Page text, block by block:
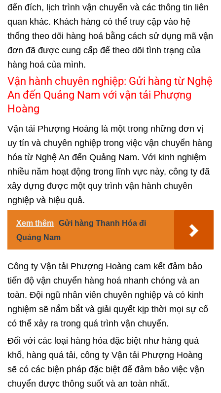
đến đích, lịch trình vận chuyển và các thông tin liên
quan khác. Khách hàng có thể truy cập vào hệ
thống theo dõi hàng hoá bằng cách sử dụng mã vận
đơn đã được cung cấp để theo dõi tình trạng của
hàng hoá của mình.
Vận hành chuyên nghiệp: Gửi hàng từ Nghệ
An đến Quảng Nam với vận tải Phượng
Hoàng
Vận tải Phượng Hoàng là một trong những đơn vị
uy tín và chuyên nghiệp trong việc vận chuyển hàng
hóa từ Nghệ An đến Quảng Nam. Với kinh nghiệm
nhiều năm hoạt động trong lĩnh vực này, công ty đã
xây dựng được một quy trình vận hành chuyên
nghiệp và hiệu quả.
Xem thêm Gửi hàng Thanh Hóa đi
Quảng Nam
Công ty Vận tải Phượng Hoàng cam kết đảm bảo
tiến độ vận chuyển hàng hoá nhanh chóng và an
toàn. Đội ngũ nhân viên chuyên nghiệp và có kinh
nghiệm sẽ nắm bắt và giải quyết kịp thời mọi sự cố
có thể xảy ra trong quá trình vận chuyển.
Đối với các loại hàng hóa đặc biệt như hàng quá
khổ, hàng quá tải, công ty Vận tải Phượng Hoàng
sẽ có các biện pháp đặc biệt để đảm bảo việc vận
chuyển được thông suốt và an toàn nhất.